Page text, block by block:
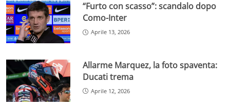
“Furto con scasso”: scandalo dopo
Como-Inter
Aprile 13, 2026
Allarme Marquez, la foto spaventa:
Ducati trema
Aprile 12, 2026